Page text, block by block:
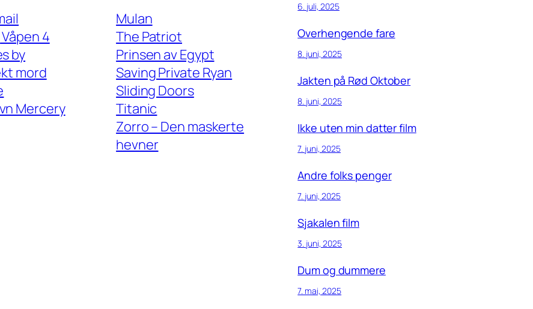
4
by
mord
Mercery
Mulan
The Patriot
Prinsen av Egypt
Saving Private Ryan
Sliding Doors
Titanic
Zorro – Den maskerte
hevner
6. juli, 2025
Overhengende fare
8. juni, 2025
Jakten på Rød Oktober
8. juni, 2025
Ikke uten min datter film
7. juni, 2025
Andre folks penger
7. juni, 2025
Sjakalen film
3. juni, 2025
Dum og dummere
7. mai, 2025